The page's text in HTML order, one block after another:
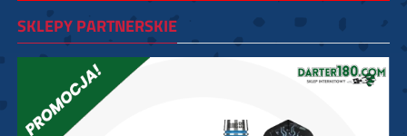
SKLEPY PARTNERSKIE